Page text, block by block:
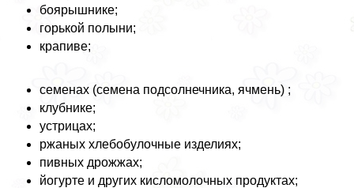
боярышнике;
горькой полыни;
крапиве;
семенах (семена подсолнечника, ячмень) ;
клубнике;
устрицах;
ржаных хлебобулочные изделиях;
пивных дрожжах;
йогурте и других кисломолочных продуктах;